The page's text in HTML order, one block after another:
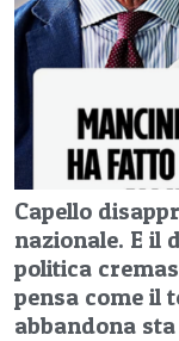
Capello
nazionale. E il
politica
pensa come il
abbandona